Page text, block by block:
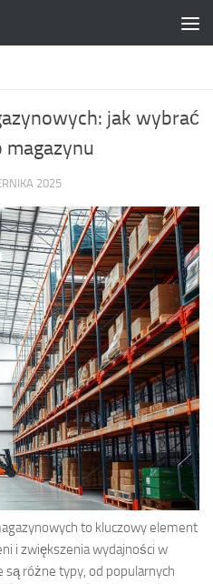
jak wybrać
magazynu
2025
to kluczowy element
i zwiększenia wydajności w
są różne typy, od popularnych